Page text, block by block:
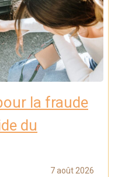
la fraude
du
7 août 2026